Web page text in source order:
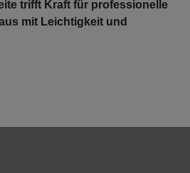
trifft Kraft für professionelle
mit Leichtigkeit und